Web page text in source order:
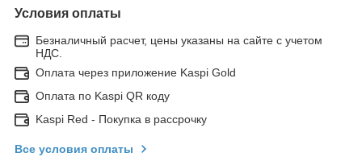
Условия оплаты
Безналичный расчет, цены указаны на сайте с учетом
НДС.
Оплата через приложение Kaspi Gold
Оплата по Kaspi QR коду
Kaspi Red - Покупка в рассрочку
Все условия оплаты